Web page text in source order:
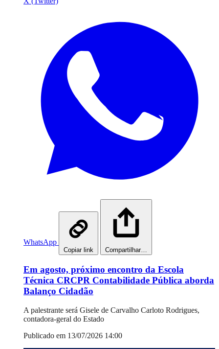
WhatsApp
Copiar link Compartilhar…
Em agosto, próximo encontro da Escola
Técnica CRCPR Contabilidade Pública aborda
Balanço Cidadão
A palestrante será Gisele de Carvalho Carloto Rodrigues,
contadora-geral do Estado
Publicado em 13/07/2026 14:00